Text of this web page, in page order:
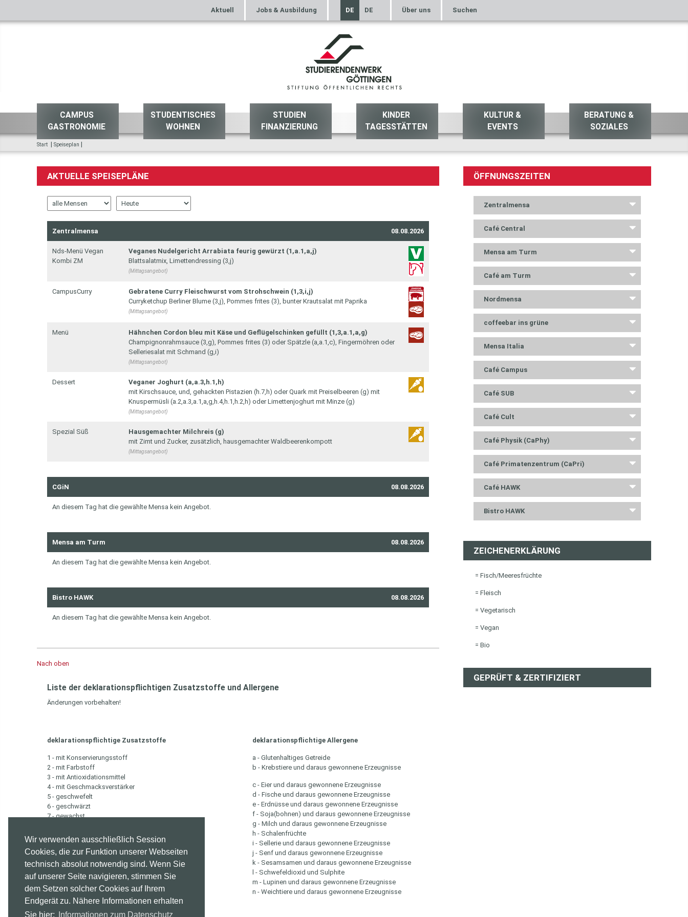
Wir verwenden ausschließlich Session
Cookies, die zur Funktion unserer Webseiten
technisch absolut notwendig sind. Wenn Sie
auf unserer Seite navigieren, stimmen Sie
dem Setzen solcher Cookies auf Ihrem
Endgerät zu. Nähere Informationen erhalten
Sie hier:
Informationen zum Datenschutz
Aktuell Jobs & Ausbildung DE DE Über uns Suchen
CAMPUS
GASTRONOMIE
STUDENTISCHES
WOHNEN
STUDIEN
FINANZIERUNG
KINDER
TAGESSTÄTTEN
KULTUR &
EVENTS
BERATUNG &
SOZIALES
Start | Speiseplan |
AKTUELLE SPEISEPLÄNE
Zentralmensa 08.08.2026
Nds-Menü Vegan
Kombi ZM
Veganes Nudelgericht Arrabiata feurig gewürzt (1,a.1,a,j)
Blattsalatmix, Limettendressing (3,j)
(Mittagsangebot)
CampusCurry
Gebratene Curry Fleischwurst vom Strohschwein (1,3,i,j)
Curryketchup Berliner Blume (3,j), Pommes frites (3), bunter Krautsalat mit Paprika
(Mittagsangebot)
Menü
Hähnchen Cordon bleu mit Käse und Geflügelschinken gefüllt (1,3,a.1,a,g)
Champignonrahmsauce (3,g), Pommes frites (3) oder Spätzle (a,a.1,c), Fingermöhren oder
Selleriesalat mit Schmand (g,i)
(Mittagsangebot)
Dessert
Veganer Joghurt (a,a.3,h.1,h)
mit Kirschsauce, und, gehackten Pistazien (h.7,h) oder Quark mit Preiselbeeren (g) mit
Knuspermüsli (a.2,a.3,a.1,a,g,h.4,h.1,h.2,h) oder Limettenjoghurt mit Minze (g)
(Mittagsangebot)
Spezial Süß
Hausgemachter Milchreis (g)
mit Zimt und Zucker, zusätzlich, hausgemachter Waldbeerenkompott
(Mittagsangebot)
CGiN 08.08.2026
An diesem Tag hat die gewählte Mensa kein Angebot.
Mensa am Turm 08.08.2026
An diesem Tag hat die gewählte Mensa kein Angebot.
Bistro HAWK 08.08.2026
An diesem Tag hat die gewählte Mensa kein Angebot.
Nach oben
Liste der deklarationspflichtigen Zusatzstoffe und Allergene
Änderungen vorbehalten!
deklarationspflichtige Zusatzstoffe
1 - mit Konservierungsstoff
2 - mit Farbstoff
3 - mit Antioxidationsmittel
4 - mit Geschmacksverstärker
5 - geschwefelt
6 - geschwärzt
7 - gewachst
9 - mit Süßungsmittel
11 - mit kakaohaltiger Fettglasur
deklarationspflichtige Allergene
a - Glutenhaltiges Getreide
b - Krebstiere und daraus gewonnene Erzeugnisse
c - Eier und daraus gewonnene Erzeugnisse
d - Fische und daraus gewonnene Erzeugnisse
e - Erdnüsse und daraus gewonnene Erzeugnisse
f - Soja(bohnen) und daraus gewonnene Erzeugnisse
g - Milch und daraus gewonnene Erzeugnisse
h - Schalenfrüchte
i - Sellerie und daraus gewonnene Erzeugnisse
j - Senf und daraus gewonnene Erzeugnisse
k - Sesamsamen und daraus gewonnene Erzeugnisse
l - Schwefeldioxid und Sulphite
m - Lupinen und daraus gewonnene Erzeugnisse
n - Weichtiere und daraus gewonnene Erzeugnisse
ÖFFNUNGSZEITEN
Zentralmensa
Café Central
Mensa am Turm
Café am Turm
Nordmensa
coffeebar ins grüne
Mensa Italia
Café Campus
Café SUB
Café Cult
Café Physik (CaPhy)
Café Primatenzentrum (CaPri)
Café HAWK
Bistro HAWK
ZEICHENERKLÄRUNG
= Fisch/Meeresfrüchte
= Fleisch
= Vegetarisch
= Vegan
= Bio
GEPRÜFT & ZERTIFIZIERT